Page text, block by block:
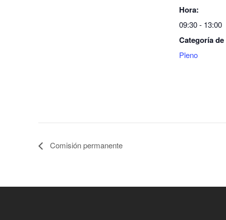
Hora:
09:30 - 13:00
Categoría
Pleno
Comisión permanente